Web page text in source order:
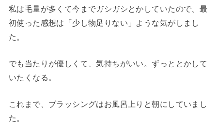
私は毛量が多くて今までガシガシとかしていたので、最
初使った感想は「少し物足りない」ような気がしまし
た。
でも当たりが優しくて、気持ちがいい。ずっととかして
いたくなる。
これまで、ブラッシングはお風呂上りと朝にしていまし
た。